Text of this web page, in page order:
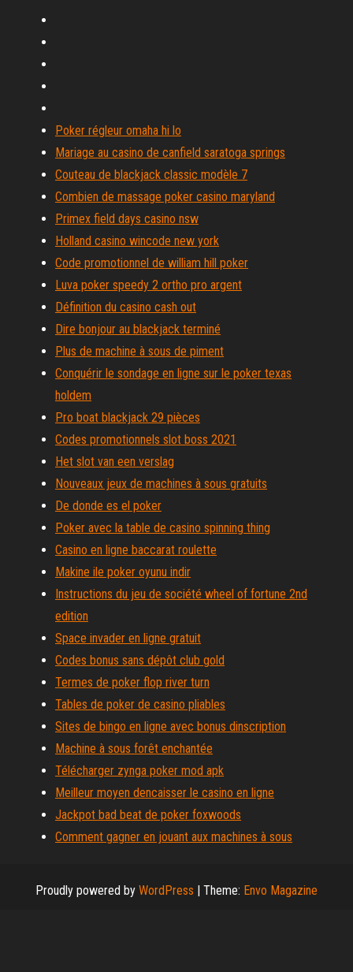
Poker régleur omaha hi lo
Mariage au casino de canfield saratoga springs
Couteau de blackjack classic modèle 7
Combien de massage poker casino maryland
Primex field days casino nsw
Holland casino wincode new york
Code promotionnel de william hill poker
Luva poker speedy 2 ortho pro argent
Définition du casino cash out
Dire bonjour au blackjack terminé
Plus de machine à sous de piment
Conquérir le sondage en ligne sur le poker texas
holdem
Pro boat blackjack 29 pièces
Codes promotionnels slot boss 2021
Het slot van een verslag
Nouveaux jeux de machines à sous gratuits
De donde es el poker
Poker avec la table de casino spinning thing
Casino en ligne baccarat roulette
Makine ile poker oyunu indir
Instructions du jeu de société wheel of fortune 2nd
edition
Space invader en ligne gratuit
Codes bonus sans dépôt club gold
Termes de poker flop river turn
Tables de poker de casino pliables
Sites de bingo en ligne avec bonus dinscription
Machine à sous forêt enchantée
Télécharger zynga poker mod apk
Meilleur moyen dencaisser le casino en ligne
Jackpot bad beat de poker foxwoods
Comment gagner en jouant aux machines à sous
Proudly powered by WordPress | Theme: Envo Magazine